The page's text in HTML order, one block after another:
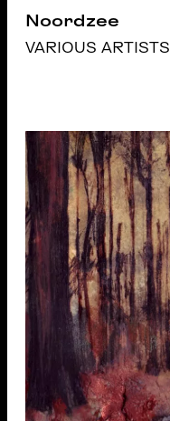
Noordzee
VARIOUS ARTISTS